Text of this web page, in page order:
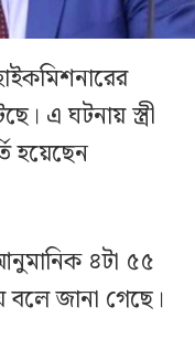
এ ঘটনায় স্ত্রী
হয়েছেন
৪টা ৫৫
জানা গেছে।